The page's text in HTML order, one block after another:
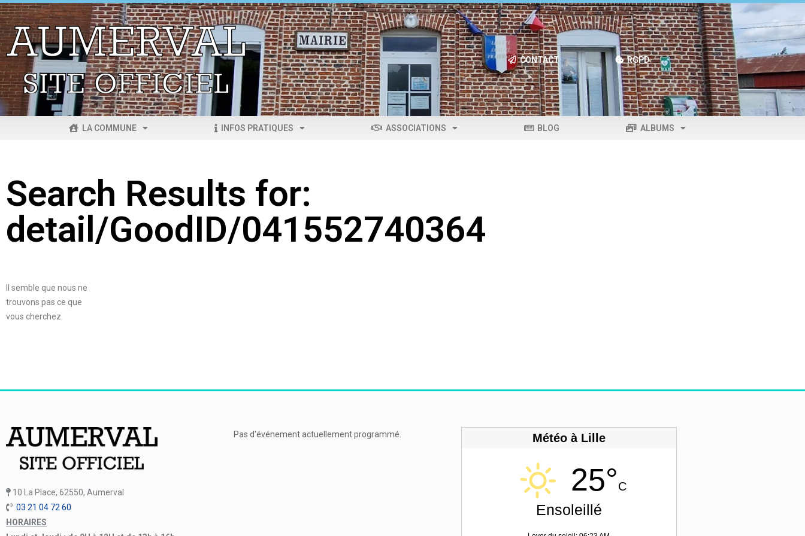
CONTACT RGPD
LA COMMUNE INFOS PRATIQUES ASSOCIATIONS BLOG ALBUMS
Search Results for:
detail/GoodID/041552740364
Il semble que nous ne
trouvons pas ce que
vous cherchez.
10 La Place, 62550, Aumerval
03 21 04 72 60
HORAIRES
Pas d'événement actuellement programmé. Météo à Lille
25°C
Ensoleillé